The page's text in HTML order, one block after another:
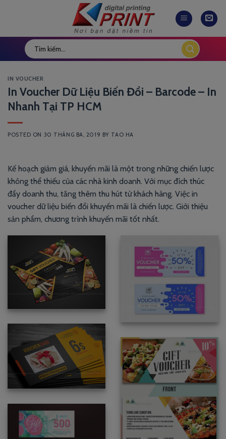
IN VOUCHER
In Voucher Dữ Liệu Biến Đổi – Barcode – In
Nhanh Tại TP HCM
POSTED ON 30 THÁNG BA, 2019 BY TAO HA
Kế hoạch giảm giá, khuyến mãi là một trong những chiến lược
không thể thiếu của các nhà kinh doanh. Với mục đích thúc
đẩy doanh thu, tăng thêm thu hút từ khách hàng. Việc in
voucher dữ liệu biến đổi khuyến mãi là chiến lược. Giới thiệu
sản phẩm, chương trình khuyến mãi tốt nhất.